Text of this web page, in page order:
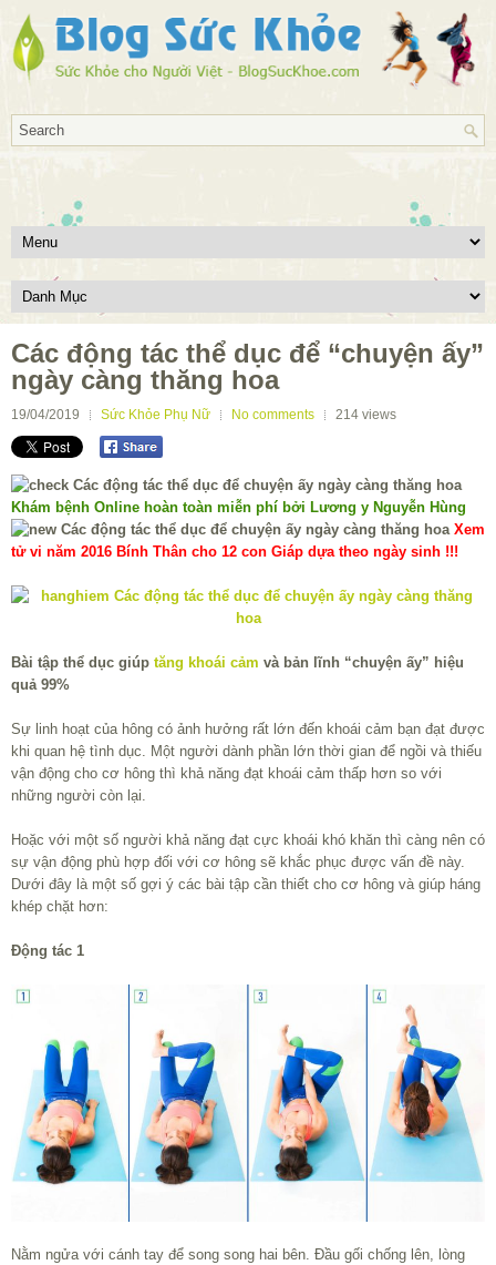
Các động tác thể dục để “chuyện ấy”
ngày càng thăng hoa
19/04/2019 Sức Khỏe Phụ Nữ No comments 214 views
Khám bệnh Online hoàn toàn miễn phí bởi Lương y Nguyễn Hùng
Xem
tử vi năm 2016 Bính Thân cho 12 con Giáp dựa theo ngày sinh !!!
Bài tập thể dục giúp tăng khoái cảm và bản lĩnh “chuyện ấy” hiệu
quả 99%
Sự linh hoạt của hông có ảnh hưởng rất lớn đến khoái cảm bạn đạt được
khi quan hệ tình dục. Một người dành phần lớn thời gian để ngồi và thiếu
vận động cho cơ hông thì khả năng đạt khoái cảm thấp hơn so với
những người còn lại.
Hoặc với một số người khả năng đạt cực khoái khó khăn thì càng nên có
sự vận động phù hợp đối với cơ hông sẽ khắc phục được vấn đề này.
Dưới đây là một số gợi ý các bài tập cần thiết cho cơ hông và giúp háng
khép chặt hơn:
Động tác 1
Nằm ngửa với cánh tay để song song hai bên. Đầu gối chống lên, lòng